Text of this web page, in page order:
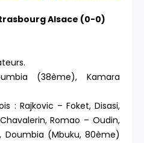
Alsace (0-0)
(38ème), Kamara
: Rajkovic – Foket, Disasi,
Romao – Oudin,
Doumbia (Mbuku, 80ème)